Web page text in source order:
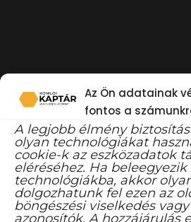
Az Ön adatainak
fontos a
A legjobb élmény
olyan technológiákat
cookie-k az eszközadatok
eléréséhez. Ha beleegyezik
technológiákba, akkor
dolgozhatunk fel ezen az
böngészési viselkedés
azonosítók. A hozzájárulás
WEBOLDAL